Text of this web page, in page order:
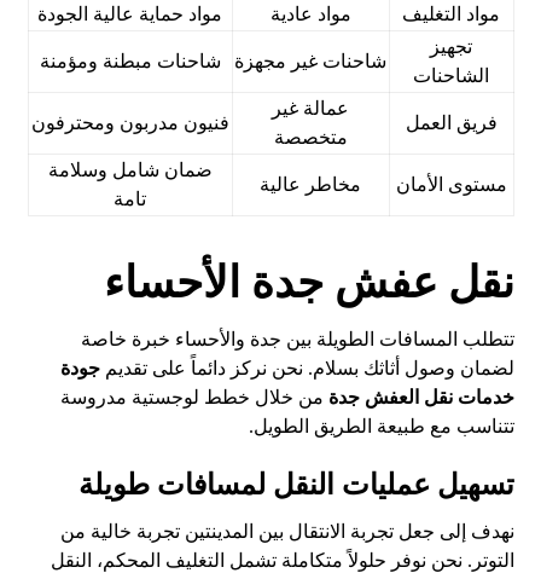
مواد التغليف
مواد عادية
مواد حماية عالية الجودة
تجهيز
الشاحنات
شاحنات غير مجهزة شاحنات مبطنة ومؤمنة
فريق العمل
عمالة غير
متخصصة
فنيون مدربون ومحترفون
مستوى الأمان مخاطر عالية
ضمان شامل وسلامة
تامة
نقل عفش جدة الأحساء
تتطلب المسافات الطويلة بين جدة والأحساء خبرة خاصة
لضمان وصول أثاثك بسلام. نحن نركز دائماً على تقديمجودة
خدمات نقل العفش جدة من خلال خطط لوجستية مدروسة
تتناسب مع طبيعة الطريق الطويل.
تسهيل عمليات النقل لمسافات طويلة
نهدف إلى جعل تجربة الانتقال بين المدينتين تجربة خالية من
التوتر. نحن نوفر حلولاً متكاملة تشمل التغليف المحكم، النقل